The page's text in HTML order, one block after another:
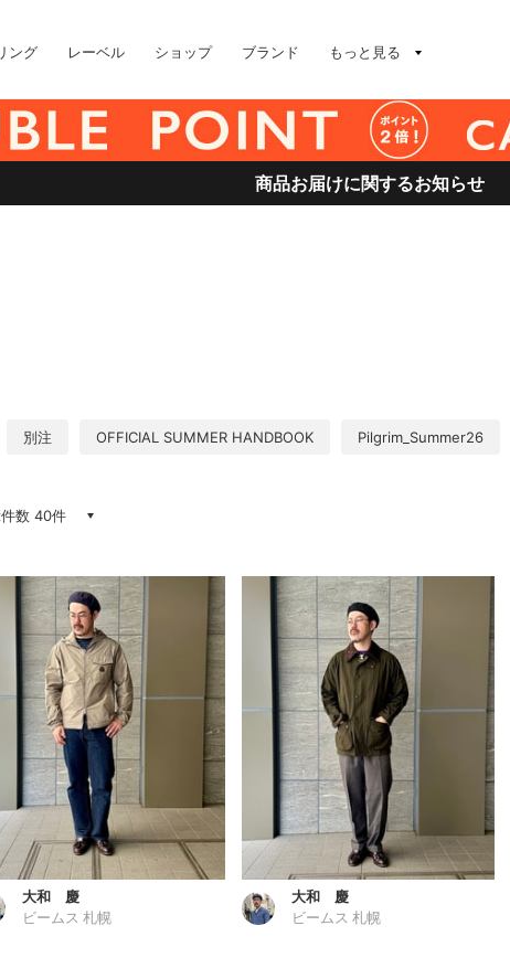
ング レーベル ショップ ブランド もっと見る
商品お届けに関するお知らせ
別注 OFFICIAL SUMMER HANDBOOK Pilgrim_Summer26
数 40件
大和 慶
ビームス 札幌
大和 慶
ビームス 札幌